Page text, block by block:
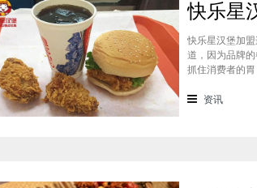
快乐星汉堡加
道，因为品牌
抓住消费者的
一下这个汉堡
资讯